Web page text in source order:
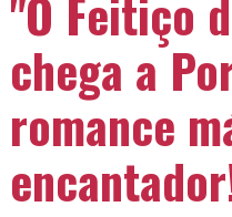
"O Feitiço
chega a
romance